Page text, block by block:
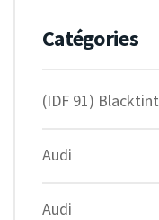
Catégories
(IDF 91) Blacktint
Audi
Audi